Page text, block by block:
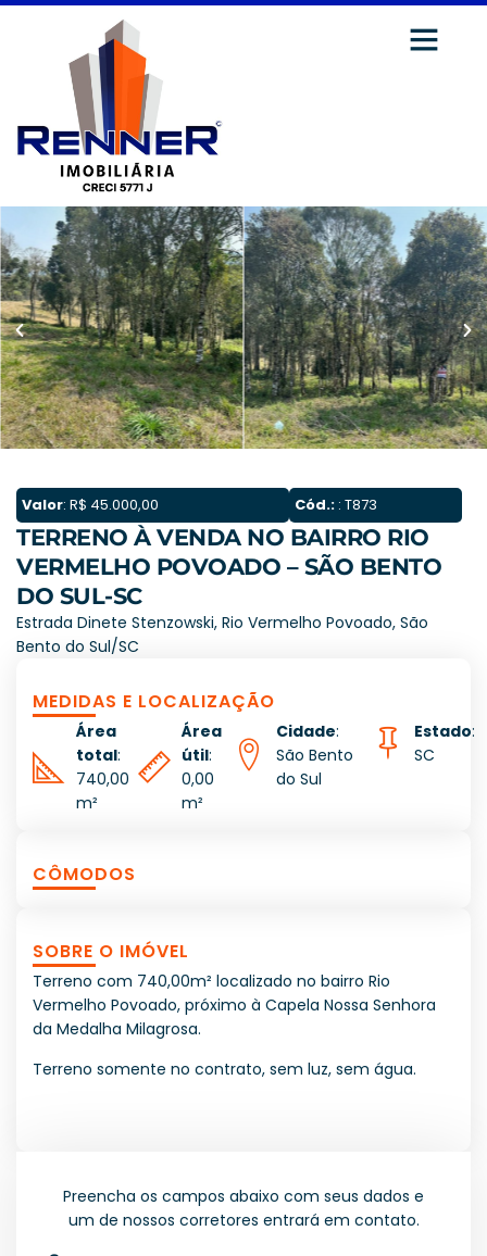
Valor: R$ 45.000,00 Cód.: : T873
TERRENO À VENDA NO BAIRRO RIO
VERMELHO POVOADO – SÃO BENTO
DO SUL-SC
Estrada Dinete Stenzowski, Rio Vermelho Povoado, São
Bento do Sul/SC
MEDIDAS E LOCALIZAÇÃO
Área
total:
740,00
m²
Área
útil:
0,00
m²
Cidade:
São Bento
do Sul
Estado:
SC
CÔMODOS
SOBRE O IMÓVEL
Terreno com 740,00m² localizado no bairro Rio
Vermelho Povoado, próximo à Capela Nossa Senhora
da Medalha Milagrosa.
Terreno somente no contrato, sem luz, sem água.
Preencha os campos abaixo com seus dados e
um de nossos corretores entrará em contato.